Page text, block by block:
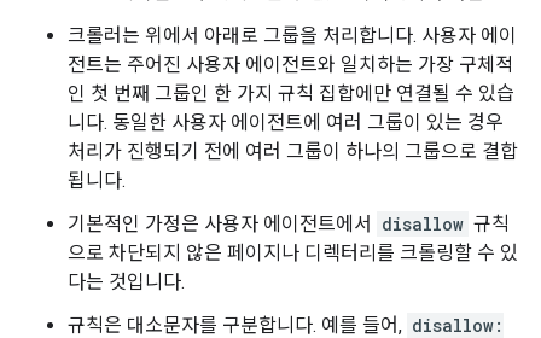
크롤러는 위에서 아래로 그룹을 처리합니다. 사용자 에이
전트는 주어진 사용자 에이전트와 일치하는 가장 구체적
인 첫 번째 그룹인 한 가지 규칙 집합에만 연결될 수 있습
니다. 동일한 사용자 에이전트에 여러 그룹이 있는 경우
처리가 진행되기 전에 여러 그룹이 하나의 그룹으로 결합
됩니다.
기본적인 가정은 사용자 에이전트에서
disallow 규칙
으로 차단되지 않은 페이지나 디렉터리를 크롤링할 수 있
다는 것입니다.
규칙은 대소문자를 구분합니다. 예를 들어, disallow: